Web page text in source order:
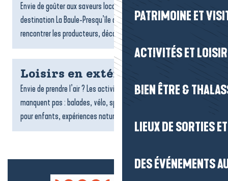
PATRIMOINE ET
ACTIVITÉS ET
BIEN ÊTRE &
LIEUX DE SORTIES
DES ÉVÉNEMENTS
Envie de goûter aux saveurs locales ? Les marchés de la
destination La Baule-Presqu’île de Guérande vous invitent à
rencontrer les producteurs, découvrir les spécialités...
Loisirs en extérieur
Envie de prendre l’air ? Les activités et loisirs en extérieur ne
manquent pas : balades, vélo, sports nautiques, structures
pour enfants, expériences nature ou aventures en...